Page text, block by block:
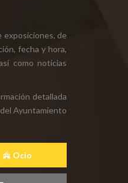
exposiciones, de
fecha y hora,
como noticias
detallada
Ayuntamiento
Ocio